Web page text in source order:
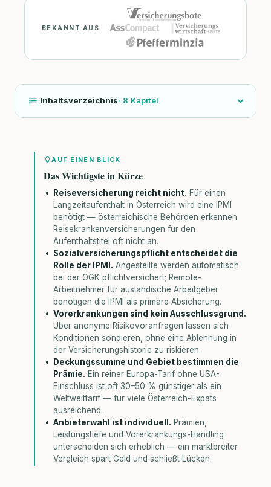
BEKANNT AUS
Inhaltsverzeichnis· 8 Kapitel
AUF EINEN BLICK
Das Wichtigste in Kürze
Reiseversicherung reicht nicht. Für einen
Langzeitaufenthalt in Österreich wird eine IPMI
benötigt — österreichische Behörden erkennen
Reisekrankenversicherungen für den
Aufenthaltstitel oft nicht an.
Sozialversicherungspflicht entscheidet die
Rolle der IPMI. Angestellte werden automatisch
bei der ÖGK pflichtversichert; Remote-
Arbeitnehmer für ausländische Arbeitgeber
benötigen die IPMI als primäre Absicherung.
Vorerkrankungen sind kein Ausschlussgrund.
Über anonyme Risikovoranfragen lassen sich
Konditionen sondieren, ohne eine Ablehnung in
der Versicherungshistorie zu riskieren.
Deckungssumme und Gebiet bestimmen die
Prämie. Ein reiner Europa-Tarif ohne USA-
Einschluss ist oft 30–50 % günstiger als ein
Weltweittarif — für viele Österreich-Expats
ausreichend.
Anbieterwahl ist individuell. Prämien,
Leistungstiefe und Vorerkrankungs-Handling
unterscheiden sich erheblich — ein marktbreiter
Vergleich spart Geld und schließt Lücken.